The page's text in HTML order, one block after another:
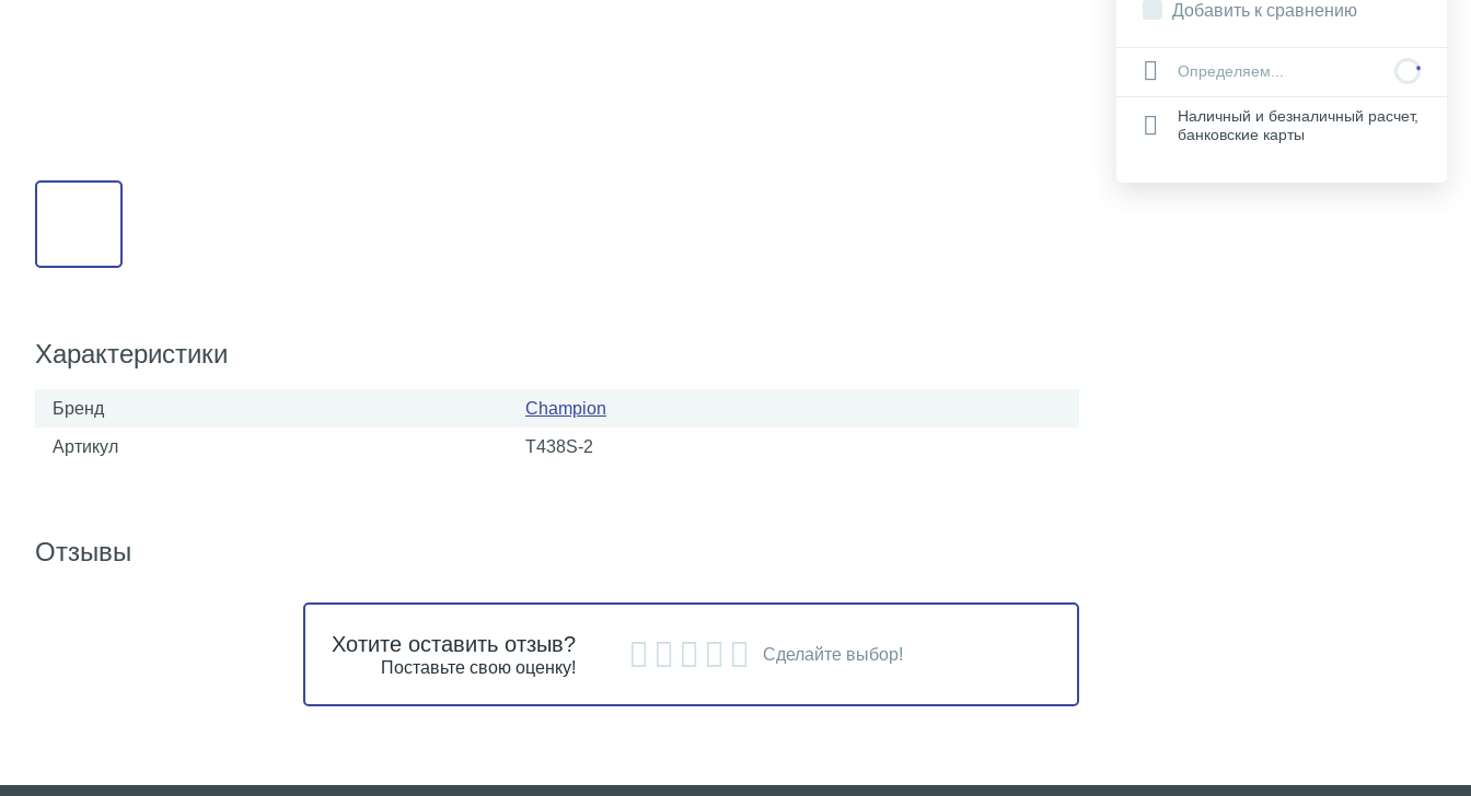
Характеристики
Бренд Champion
Артикул Т438S-2
Добавить к сравнению
Определяем...
Наличный и безналичный расчет,
банковские карты
Отзывы
Хотите оставить отзыв?
Поставьте свою оценку!
Сделайте выбор!